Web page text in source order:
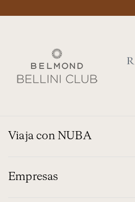
Viaja con NUBA
Empresas